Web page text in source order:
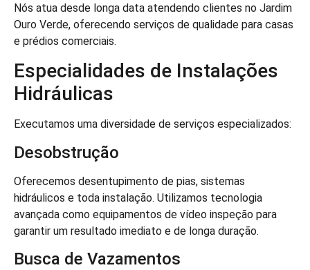
Nós atua desde longa data atendendo clientes no Jardim
Ouro Verde, oferecendo serviços de qualidade para casas
e prédios comerciais.
Especialidades de Instalações
Hidráulicas
Executamos uma diversidade de serviços especializados:
Desobstrução
Oferecemos desentupimento de pias, sistemas
hidráulicos e toda instalação. Utilizamos tecnologia
avançada como equipamentos de vídeo inspeção para
garantir um resultado imediato e de longa duração.
Busca de Vazamentos